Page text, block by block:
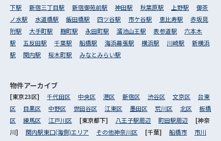
下駅
新宿三丁目駅 新宿御苑前駅 神田駅 秋葉原駅 上野駅
御茶
ノ水駅
水道橋駅 飯田橋駅 四ツ谷駅 市ケ谷駅 恵比寿駅
赤坂見
附駅
大手町駅 麹町駅 永田町駅 溜池山王駅 表参道駅
六本木
駅
五反田駅 千葉駅 船橋駅 海浜幕張駅 横浜駅 川崎駅
新横浜
駅
関内駅 桜木町駅 みなとみらい駅
物件アーカイブ
[東京23区] 千代田区 中央区 港区 新宿区 渋谷区 文京区
台東
区
目黒区 中野区 世田谷区 江東区 墨田区 荒川区 北区
板橋
区
練馬区 江戸川区 [東京都下] 八王子駅周辺 町田駅周辺
[神奈
川] 関内駅東口(海側)エリア その他神奈川区 [千葉] 船橋市
市川